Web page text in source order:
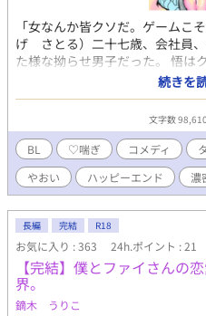
「女なんか皆クソだ。ゲーム
げ さとる）二十七歳、会社員
た様な拗らせ男子だった。 悟は
たずらで連れてこられたイメク
せ男子のイカレLOVE、スター
っかり書いてて、ヤオイ（山ナ
化の原点）が出発点の私として
書きたいわけで。そういやこん
から引っ張り出してきました。
の恋！ ※本作品はR１８BLです
てからもう一度いらして下さい
ります。鈴紐屋は他にも作品出
ちらへ起こしいただければ嬉しい
続きを
文字数 98,610
BL ♡喘ぎ コメディ
やおい
ハッピーエンド 濃
長編 完結 R18
お気に入り : 363 24h.ポイント : 21
【完結】僕とファイさんの
界。
鏑木 うりこ